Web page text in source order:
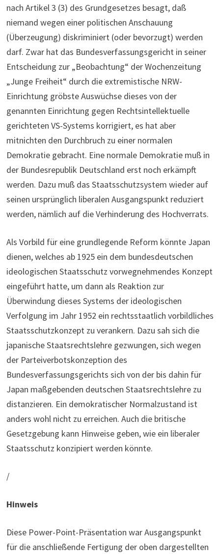
nach Artikel 3 (3) des Grundgesetzes besagt, daß
niemand wegen einer politischen Anschauung
(Überzeugung) diskriminiert (oder bevorzugt) werden
darf. Zwar hat das Bundesverfassungsgericht in seiner
Entscheidung zur „Beobachtung“ der Wochenzeitung
„Junge Freiheit“ durch die extremistische NRW-
Einrichtung gröbste Auswüchse dieses von der
genannten Einrichtung gegen Rechtsintellektuelle
gerichteten VS-Systems korrigiert, es hat aber
mitnichten den Durchbruch zu einer normalen
Demokratie gebracht. Eine normale Demokratie muß in
der Bundesrepublik Deutschland erst noch erkämpft
werden. Dazu muß das Staatsschutzsystem wieder auf
seinen ursprünglich liberalen Ausgangspunkt reduziert
werden, nämlich auf die Verhinderung des Hochverrats.
Als Vorbild für eine grundlegende Reform könnte Japan
dienen, welches ab 1925 ein dem bundesdeutschen
ideologischen Staatsschutz vorwegnehmendes Konzept
eingeführt hatte, um dann als Reaktion zur
Überwindung dieses Systems der ideologischen
Verfolgung im Jahr 1952 ein rechtsstaatlich vorbildliches
Staatsschutzkonzept zu verankern. Dazu sah sich die
japanische Staatsrechtslehre gezwungen, sich wegen
der Parteiverbotskonzeption des
Bundesverfassungsgerichts sich von der bis dahin für
Japan maßgebenden deutschen Staatsrechtslehre zu
distanzieren. Ein demokratischer Normalzustand ist
anders wohl nicht zu erreichen. Auch die britische
Gesetzgebung kann Hinweise geben, wie ein liberaler
Staatsschutz konzipiert werden könnte.
/
Hinweis
Diese Power-Point-Präsentation war Ausgangspunkt
für die anschließende Fertigung der oben dargestellten